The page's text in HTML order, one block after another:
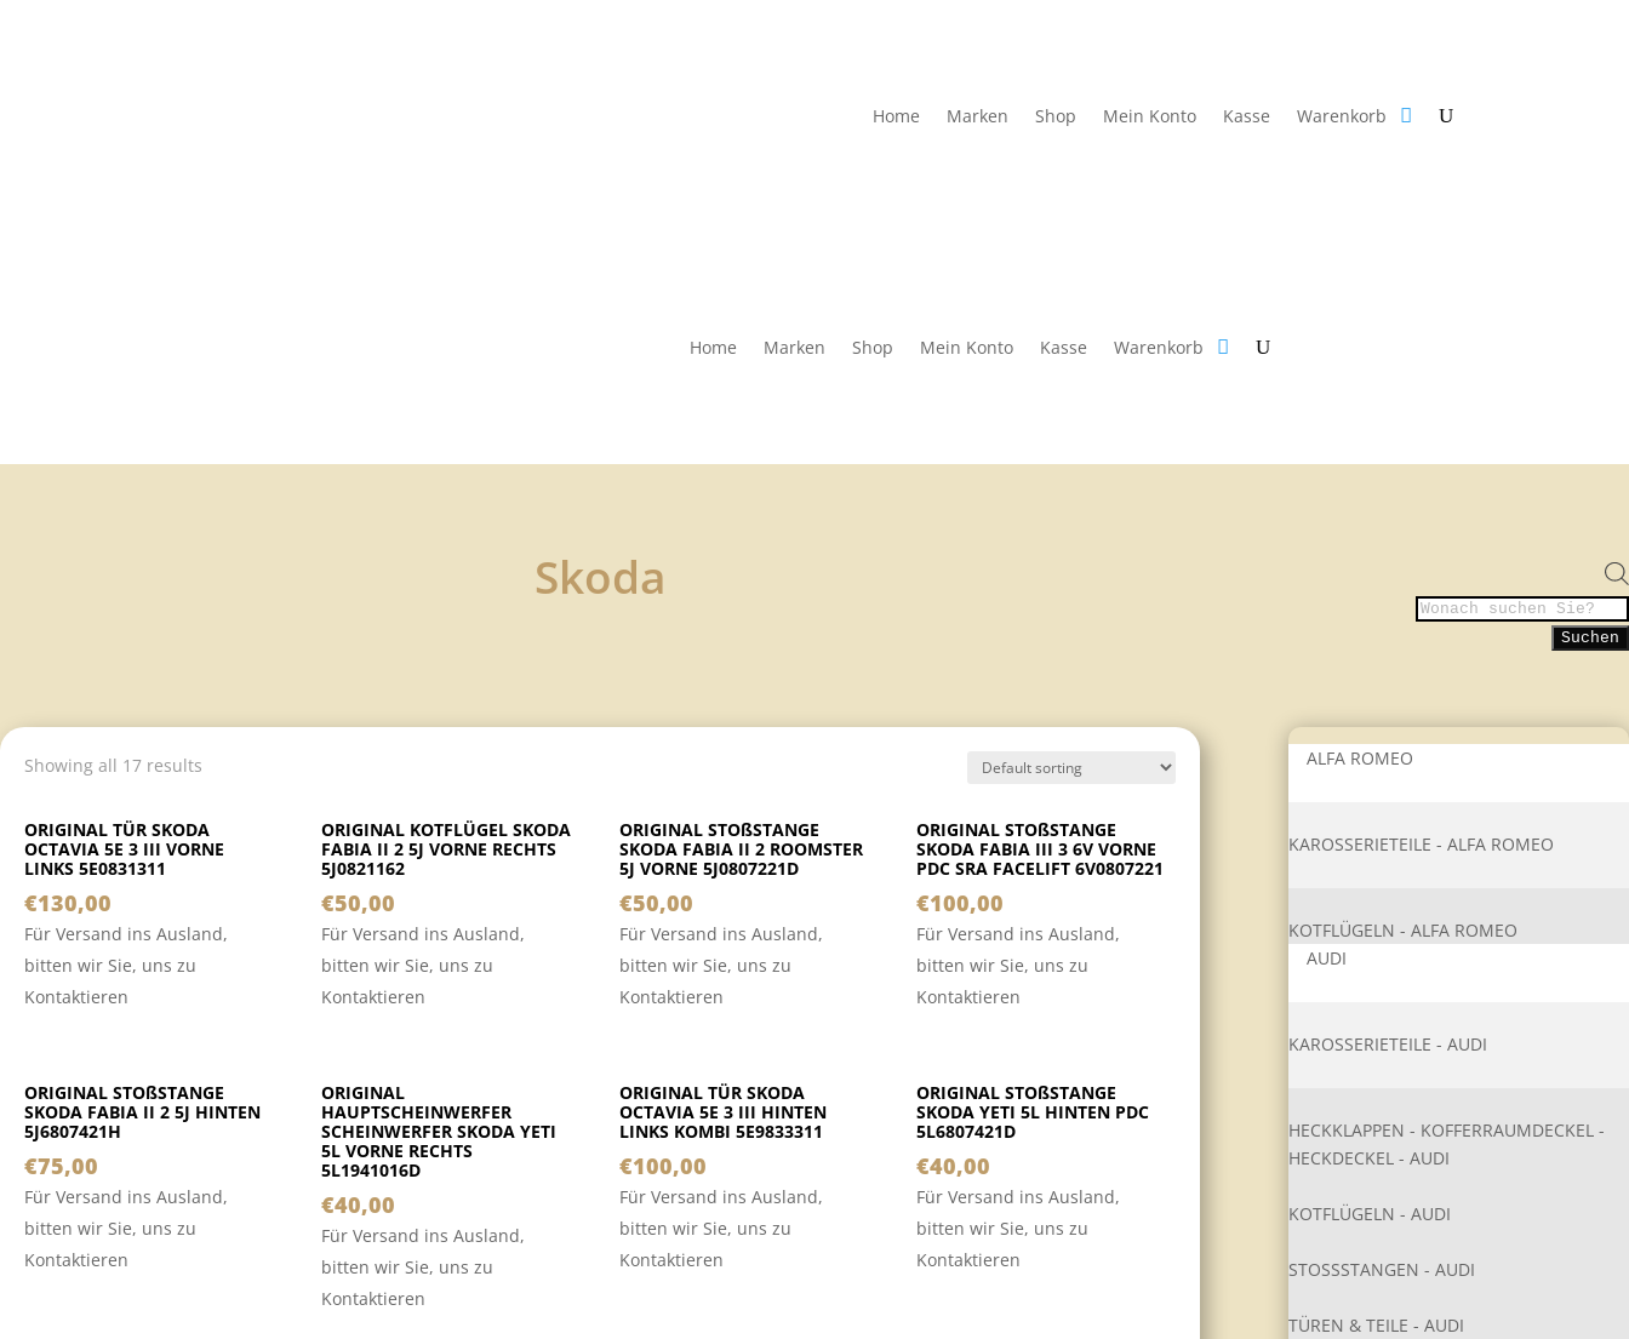
Home Marken Shop Mein Konto Kasse Warenkorb
Home Marken Shop Mein Konto Kasse Warenkorb
Skoda
Products
Suchen
Showing all 17 results
ORIGINAL TÜR SKODA
OCTAVIA 5E 3 III VORNE
LINKS 5E0831311
€130,00
Für Versand ins Ausland,
bitten wir Sie, uns zu
Kontaktieren
ORIGINAL KOTFLÜGEL SKODA
FABIA II 2 5J VORNE RECHTS
5J0821162
€50,00
Für Versand ins Ausland,
bitten wir Sie, uns zu
Kontaktieren
ORIGINAL STOßSTANGE
SKODA FABIA II 2 ROOMSTER
5J VORNE 5J0807221D
€50,00
Für Versand ins Ausland,
bitten wir Sie, uns zu
Kontaktieren
ORIGINAL STOßSTANGE
SKODA FABIA III 3 6V VORNE
PDC SRA FACELIFT 6V0807221
€100,00
Für Versand ins Ausland,
bitten wir Sie, uns zu
Kontaktieren
ORIGINAL STOßSTANGE
SKODA FABIA II 2 5J HINTEN
5J6807421H
€75,00
Für Versand ins Ausland,
bitten wir Sie, uns zu
Kontaktieren
ORIGINAL
HAUPTSCHEINWERFER
SCHEINWERFER SKODA YETI
5L VORNE RECHTS
5L1941016D
€40,00
Für Versand ins Ausland,
bitten wir Sie, uns zu
Kontaktieren
ORIGINAL TÜR SKODA
OCTAVIA 5E 3 III HINTEN
LINKS KOMBI 5E9833311
€100,00
Für Versand ins Ausland,
bitten wir Sie, uns zu
Kontaktieren
ORIGINAL STOßSTANGE
SKODA YETI 5L HINTEN PDC
5L6807421D
€40,00
Für Versand ins Ausland,
bitten wir Sie, uns zu
Kontaktieren
ALFA ROMEO
KAROSSERIETEIL​E - ALFA ROMEO
KOTFLÜGELN - ALFA ROMEO
AUDI
KAROSSERIETEIL​E - AUDI
HECKKLAPPEN - KOFFERRAUMDECKEL -
HECKDECKEL - AUDI
KOTFLÜGELN - AUDI
STOSSSTANGEN - AUDI
TÜREN & TEILE - AUDI